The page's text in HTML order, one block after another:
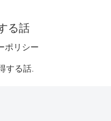
る話
ポリシー
する話.